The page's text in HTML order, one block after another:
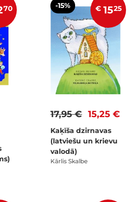
70 -15% € 1525
15,25 €
17,95 €
Kaķīša dzirnavas
(latviešu un krievu
valodā)
Kārlis Skalbe